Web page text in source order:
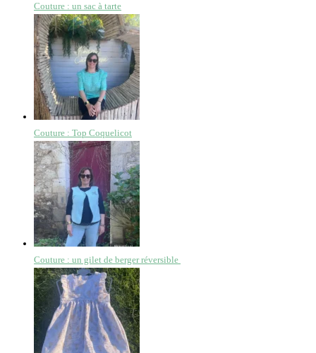
Couture : un sac à tarte
Couture : Top Coquelicot
Couture : un gilet de berger réversible